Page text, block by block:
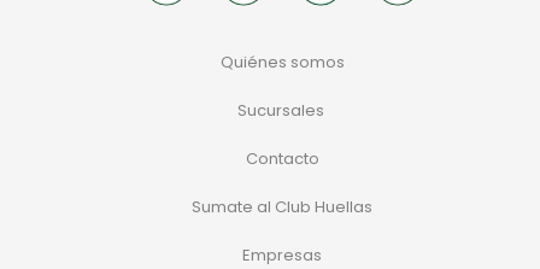
Quiénes somos
Sucursales
Contacto
Sumate al Club Huellas
Empresas